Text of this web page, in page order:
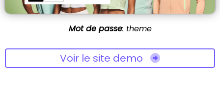
Mot de passe: theme
Voir le site demo